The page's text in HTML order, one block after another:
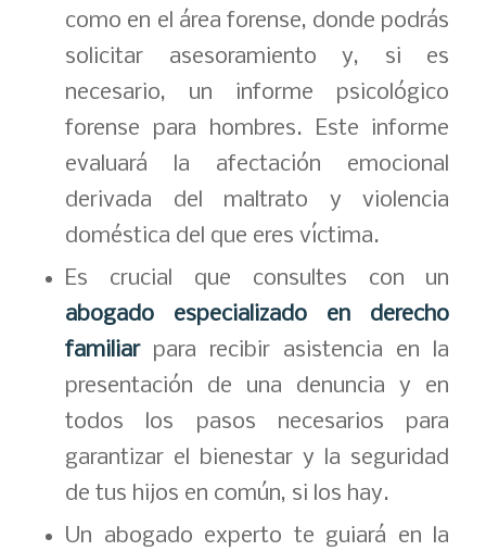
como en el área forense, donde podrás
solicitar asesoramiento y, si es
necesario, un informe psicológico
forense para hombres. Este informe
evaluará la afectación emocional
derivada del maltrato y violencia
doméstica del que eres víctima.
Es crucial que consultes con un
abogado especializado en derecho
familiarpara recibir asistencia en la
presentación de una denuncia y en
todos los pasos necesarios para
garantizar el bienestar y la seguridad
de tus hijos en común, si los hay.
Un abogado experto te guiará en la